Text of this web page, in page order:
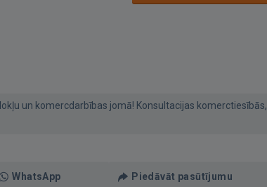
un komercdarbības jomā! Konsultacijas komerctiesībās,
WhatsApp Piedāvāt pasūtījumu